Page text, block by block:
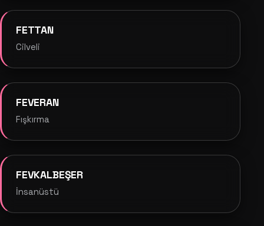
FETTAN
Cilveli
FEVERAN
Fışkırma
FEVKALBEŞER
İnsanüstü